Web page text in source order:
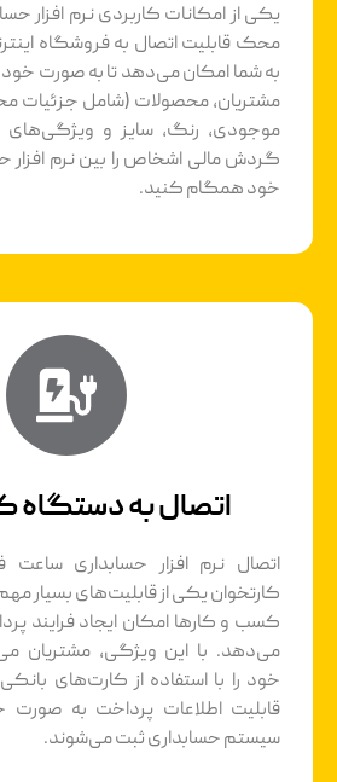
یکی از امکانات کاربردی نرم افزار
محک قابلیت اتصال به فروشگاه
به شما امکان می‌دهد تا به صورت
مشتریان، محصولات (شامل جزئیات
موجودی، رنگ، سایز و ویژگی‌های
گردش مالی اشخاص را بین نرم افزار
خود همگام کنید.
اتصال به دستگاه
اتصال نرم افزار حسابداری
کارتخوان یکی از قابلیت‌های بسیار
کسب و کارها امکان ایجاد فرایند
می‌دهد. با این ویژگی، مشتریان
خود را با استفاده از کارت‌های
قابلیت اطلاعات پرداخت به
سیستم حسابداری ثبت می‌شوند.